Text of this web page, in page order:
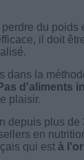
du poids
il doit
dans la
d'aliments
plaisir.
depuis plus de
en
qui est à